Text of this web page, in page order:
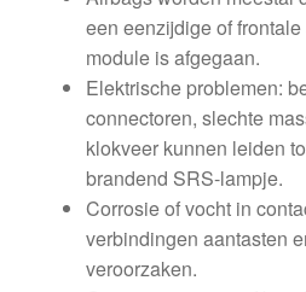
een eenzijdige of
module is afgegaan.
Elektrische problemen:
connectoren, slechte
klokveer kunnen leiden
brandend SRS-lampje.
Corrosie of vocht in
verbindingen aantasten
veroorzaken.